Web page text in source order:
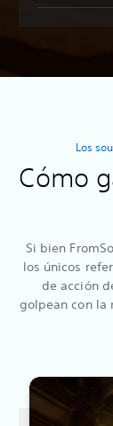
Los
Cómo
Si bien
los únicos
de acción
golpean con la